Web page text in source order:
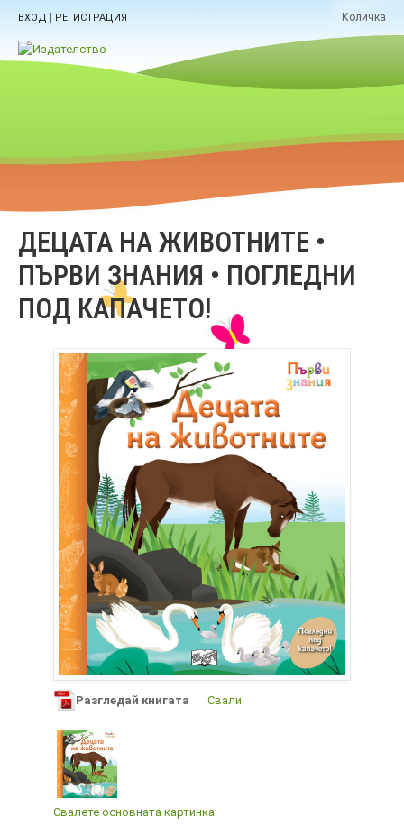
ВХОД | РЕГИСТРАЦИЯ Количка
ДЕЦАТА НА ЖИВОТНИТЕ •
ПЪРВИ ЗНАНИЯ • ПОГЛЕДНИ
ПОД КАПАЧЕТО!
Разгледай книгата Свали
Свалете основната картинка